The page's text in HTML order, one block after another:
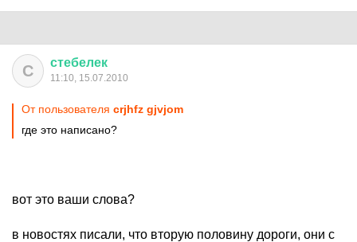
С стебелек
11:10, 15.07.2010
От пользователя crjhfz gjvjom
где это написано?
вот это ваши слова?
в новостях писали, что вторую половину дороги, они с